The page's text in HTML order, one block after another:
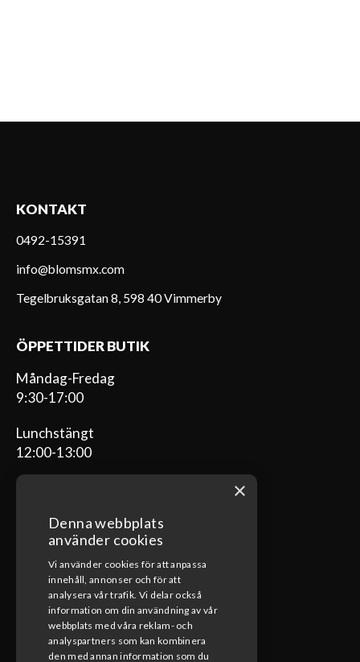
KONTAKT
0492-15391
info@blomsmx.com
Tegelbruksgatan 8, 598 40 Vimmerby
ÖPPETTIDER BUTIK
Måndag-Fredag
9:30-17:00
Lunchstängt
12:00-13:00
ÖPPETTIDER VERKSTAD
Måndag-Fredag
08:00-17:00
Lunchstängt
12:00-13:00
×
Denna webbplats
använder cookies
Vi använder cookies för att anpassa
innehåll, annonser och för att
analysera vår trafik. Vi delar också
information om din användning av vår
webbplats med våra reklam- och
analyspartners som kan kombinera
den med annan information som du